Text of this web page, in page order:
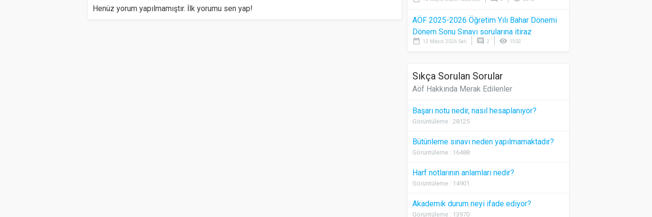
Henüz yorum yapılmamıştır. İlk yorumu sen yap!
AÖF 2025-2026 Öğretim Yılı Bahar Dönemi
Dönem Sonu Sınavı sorularına itiraz
date_range 12 Mayıs 2026 Salı comment 2 visibility 1502
Sıkça Sorulan Sorular
Aöf Hakkında Merak Edilenler
Başarı notu nedir, nasıl hesaplanıyor?
Görüntüleme : 28125
Bütünleme sınavı neden yapılmamaktadır?
Görüntüleme : 16488
Harf notlarının anlamları nedir?
Görüntüleme : 14901
Akademik durum neyi ifade ediyor?
Görüntüleme : 13970